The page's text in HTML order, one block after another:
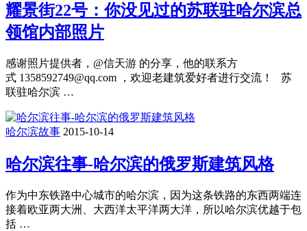
耀景街22号：你没见过的苏联驻哈尔滨总
领馆内部照片
感谢照片提供者，@信天游 的分享，他的联系方
式 1358592749@qq.com ，欢迎老建筑爱好者进行交流！ 苏
联驻哈尔滨 …
哈尔滨故事 2015-10-14
哈尔滨往事-哈尔滨的俄罗斯建筑风格
作为中东铁路中心城市的哈尔滨，因为这条铁路的东西两端连
接着欧亚两大洲、大西洋太平洋两大洋，所以哈尔滨优越于包
括 …